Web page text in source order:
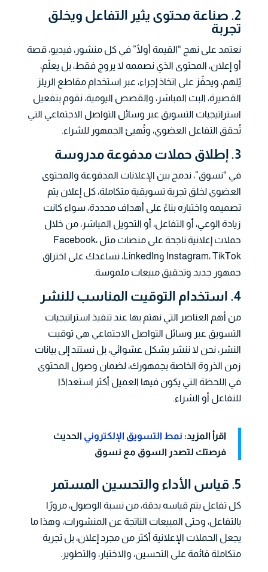
2. صناعة محتوى يثير التفاعل ويخلق
تجربة
نعتمد على نهج “القيمة أولًا” في كل منشور، فيديو، قصة
أو إعلان، المحتوى الذي نصممه لا يروج فقط، بل يعلّم،
يُلهم، ويحفّز على اتخاذ إجراء، عبر استخدام مقاطع الريلز
القصيرة، البث المباشر، والقصص اليومية، نقوم بتفعيل
استراتيجيات التسويق عبر وسائل التواصل الاجتماعي التي
تُحقق التفاعل العضوي، وتُهيئ الجمهور للشراء.
3. إطلاق حملات مدفوعة مدروسة
في “نسوق”، ندمج بين الإعلانات المدفوعة والمحتوى
العضوي لخلق تجربة تسويقية متكاملة، كل إعلان يتم
تصميمه واختباره بناءً على أهداف محددة، سواء كانت
زيادة الوعي، أو التفاعل، أو التحويل المباشر، من خلال
حملات إعلانية ناجحة على منصات مثل Facebook،
Instagram، TikTok وLinkedIn، نساعدك على اختراق
جمهور جديد وتحقيق مبيعات ملموسة.
4. استخدام التوقيت المناسب للنشر
من أهم العناصر التي نهتم بها عند تنفيذ استراتيجيات
التسويق عبر وسائل التواصل الاجتماعي هي توقيت
النشر، نحن لا ننشر بشكل عشوائي، بل نستند إلى بيانات
زمن الذروة الخاصة بجمهورك، لضمان وصول المحتوى
في اللحظة التي يكون فيها العميل أكثر استعدادًا
للتفاعل أو الشراء.
اقرأ المزيد: نمط التسويق الإلكتروني الحديث
فرصتك لتصدر السوق مع نسوق
5. قياس الأداء والتحسين المستمر
كل تفاعل يتم قياسه بدقة، من نسبة الوصول، مرورًا
بالتفاعل، وحتى المبيعات الناتجة عن المنشورات، وهذا ما
يجعل الحملات الإعلانية أكثر من مجرد إعلان، بل تجربة
متكاملة قائمة على التحسين، والاختبار، والتطوير.